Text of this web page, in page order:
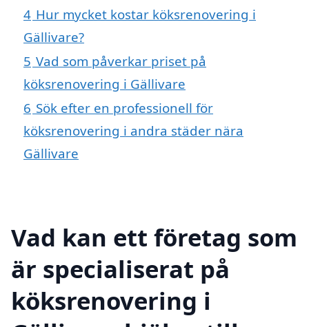
4 Hur mycket kostar köksrenovering i
Gällivare?
5 Vad som påverkar priset på
köksrenovering i Gällivare
6 Sök efter en professionell för
köksrenovering i andra städer nära
Gällivare
Vad kan ett företag som
är specialiserat på
köksrenovering i